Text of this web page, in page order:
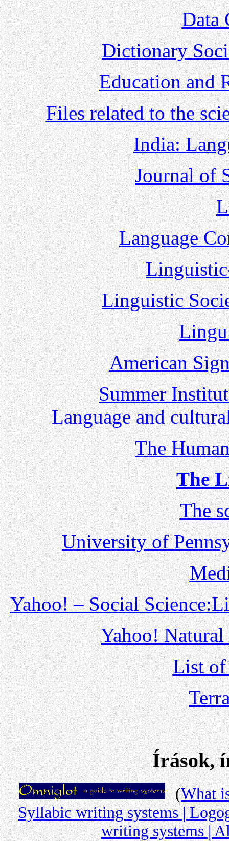
Data
Dictionary
Education and
Files related to the
India:
Journal of
Language
Linguistic
American
Summer
Language and
The
The
The
University of
Yahoo! – Social
Yahoo! Natural
List of
Írások,
(What
Syllabic writing systems |
writing systems |